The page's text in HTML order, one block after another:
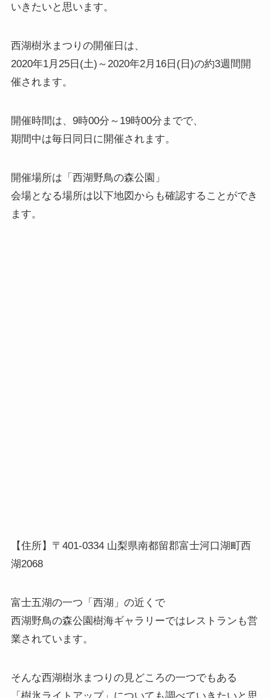
いきたいと思います。
西湖樹氷まつりの開催日は、
2020年1月25日(土)～2020年2月16日(日)の約3週間開
催されます。
開催時間は、9時00分～19時00分までで、
期間中は毎日同日に開催されます。
開催場所は「西湖野鳥の森公園」
会場となる場所は以下地図からも確認することができ
ます。
【住所】〒401-0334 山梨県南都留郡富士河口湖町西
湖2068
富士五湖の一つ「西湖」の近くで
西湖野鳥の森公園樹海ギャラリーではレストランも営
業されています。
そんな西湖樹氷まつりの見どころの一つでもある